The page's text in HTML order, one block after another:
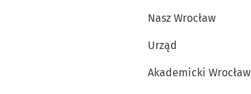
Nasz Wrocław
Urząd
Akademicki Wrocław